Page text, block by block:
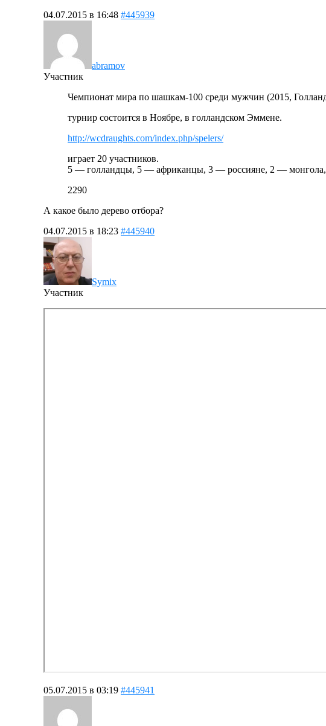
04.07.2015 в 16:48 #445939
abramov
Участник
Чемпионат мира по шашкам-100 среди мужчин (2015,
турнир состоится в Ноябре, в голландском Эммене.
http://wcdraughts.com/index.php/spelers/
играет 20 участников.
5 — голландцы, 5 — африканцы, 3 — россияне, 2 —
2290
А какое было дерево отбора?
04.07.2015 в 18:23 #445940
Symix
Участник
05.07.2015 в 03:19 #445941